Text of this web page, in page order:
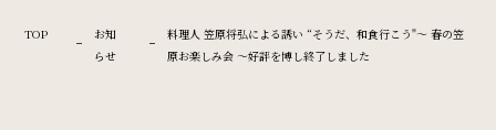
ホテル日航熊本のご案内
TOP
お知
らせ
料理人 笠原将弘による誘い “そうだ、和食行こう"〜 春の笠
原お楽しみ会 〜好評を博し終了しました